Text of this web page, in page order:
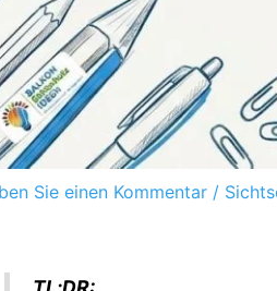
Sie einen Kommentar /